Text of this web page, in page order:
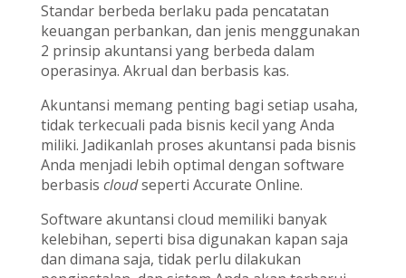
Standar berbeda berlaku pada pencatatan
keuangan perbankan, dan jenis menggunakan
2 prinsip akuntansi yang berbeda dalam
operasinya. Akrual dan berbasis kas.
Akuntansi memang penting bagi setiap usaha,
tidak terkecuali pada bisnis kecil yang Anda
miliki. Jadikanlah proses akuntansi pada bisnis
Anda menjadi lebih optimal dengan software
berbasis cloudseperti Accurate Online.
Software akuntansi cloud memiliki banyak
kelebihan, seperti bisa digunakan kapan saja
dan dimana saja, tidak perlu dilakukan